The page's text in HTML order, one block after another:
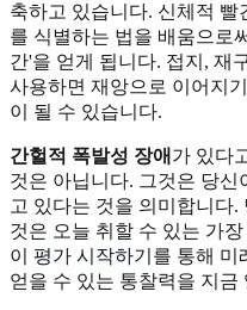
축하고 있습니다. 신체적 빨
를 식별하는 법을 배움으로
간'을 얻게 됩니다. 접지, 재
사용하면 재앙으로 이어지
이 될 수 있습니다.
간헐적 폭발성 장애 가 있다
것은 아닙니다. 그것은 당
고 있다는 것을 의미합니다
것은 오늘 취할 수 있는 가
이 평가 시작하기 를 통해 미
얻을 수 있는 통찰력을 지금